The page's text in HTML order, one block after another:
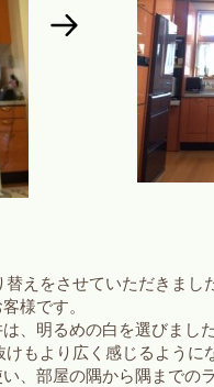
えをさせていただきまし
様です。
、明るめの白を選びまし
もより広く感じるように
、部屋の隅から隅までの